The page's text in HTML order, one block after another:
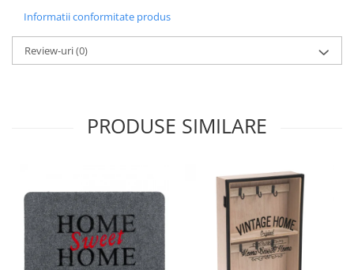
Informatii conformitate produs
Review-uri(0)
PRODUSE SIMILARE